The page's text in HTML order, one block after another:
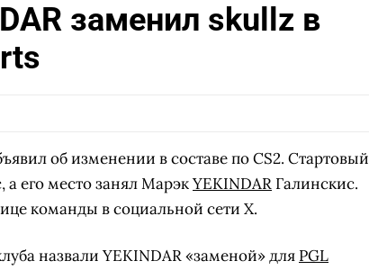
заменил skullz в
об изменении в составе по CS2. Стартовый
а его место занял МарэкYEKINDAR Галинскис.
команды в социальной сети X.
назвали YEKINDAR «заменой» для PGL